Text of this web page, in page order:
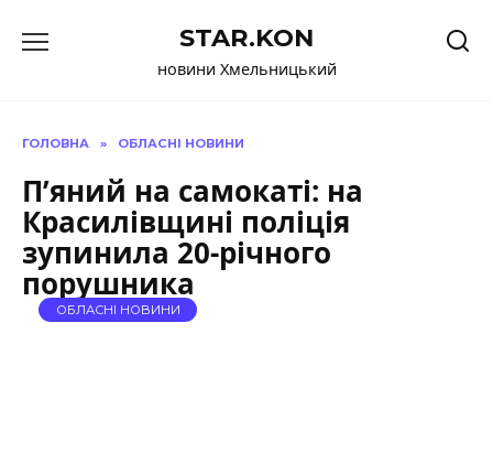
до
STAR.KON
новини Хмельницький
ГОЛОВНА » ОБЛАСНІ НОВИНИ
П’яний на самокаті: на
Красилівщині поліція
зупинила 20-річного
порушника
ОБЛАСНІ НОВИНИ